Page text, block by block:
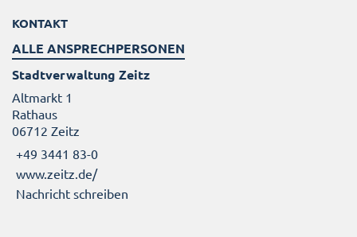
KONTAKT
ALLE ANSPRECHPERSONEN
Stadtverwaltung Zeitz
Altmarkt 1
Rathaus
06712 Zeitz
+49 3441 83-0
www.zeitz.de/
Nachricht schreiben